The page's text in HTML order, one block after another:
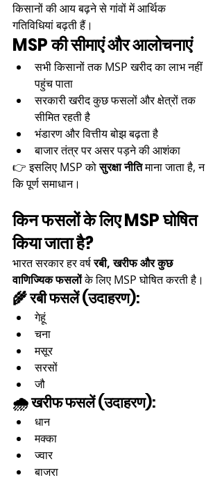
किसानों की आय बढ़ने से गांवों में आर्थिक
गतिविधियां बढ़ती हैं।
MSP की सीमाएं और आलोचनाएं
सभी किसानों तक MSP खरीद का लाभ नहीं
पहुंच पाता
सरकारी खरीद कुछ फसलों और क्षेत्रों तक
सीमित रहती है
भंडारण और वित्तीय बोझ बढ़ता है
बाजार तंत्र पर असर पड़ने की आशंका
👉 इसलिए MSP को सुरक्षा नीति माना जाता है, न
कि पूर्ण समाधान।
किन फसलों के लिए MSP घोषित
किया जाता है?
भारत सरकार हर वर्ष रबी, खरीफ और कुछ
वाणिज्यिक फसलों के लिए MSP घोषित करती है।
🌾 रबी फसलें (उदाहरण):
गेहूं
चना
मसूर
सरसों
जौ
🌧️ खरीफ फसलें (उदाहरण):
धान
मक्का
ज्वार
बाजरा